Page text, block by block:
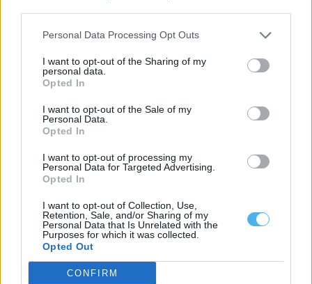
Personal Data Processing Opt Outs
I want to opt-out of the Sharing of my
personal data.
Opted In
I want to opt-out of the Sale of my
Personal Data.
Opted In
I want to opt-out of processing my
Personal Data for Targeted Advertising.
Opted In
I want to opt-out of Collection, Use,
Retention, Sale, and/or Sharing of my
Personal Data that Is Unrelated with the
Purposes for which it was collected.
Opted Out
CONFIRM
Évora reúne jovens de oito países e inaugura Jardim da Paz a 6
de agosto
Évora está a receber, até quinta-feira, 6 de agosto, a International
4 Agosto, 2026 - 21:00